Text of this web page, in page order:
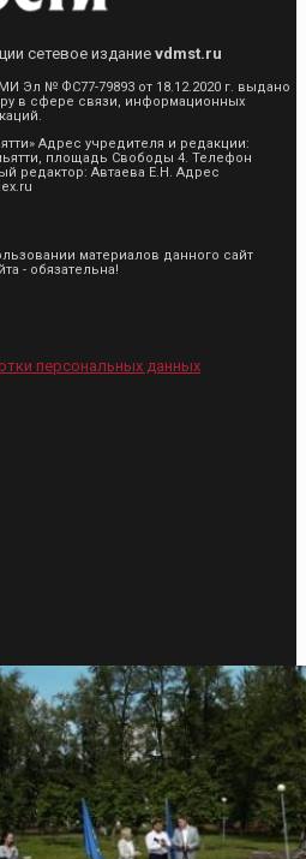
сетевое издание vdmst.ru
Эл № ФС77-79893 от 18.12.2020 г. выдано
в сфере связи, информационных
Адрес учредителя и редакции:
площадь Свободы 4. Телефон
редактор: Автаева Е.Н. Адрес
материалов данного сайт
- обязательна!
персональных данных